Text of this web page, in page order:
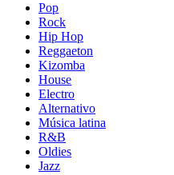
Pop
Rock
Hip Hop
Reggaeton
Kizomba
House
Electro
Alternativo
Música latina
R&B
Oldies
Jazz